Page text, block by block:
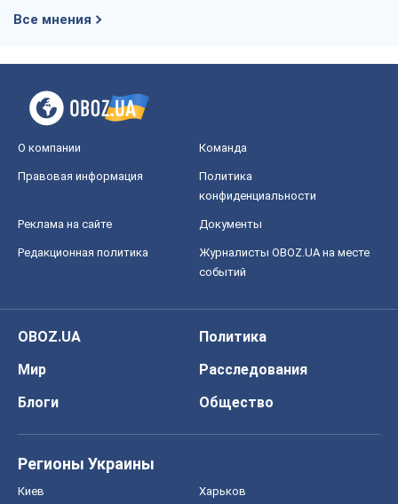
Все мнения
О компании Команда
Правовая информация
Политика
конфиденциальности
Реклама на сайте Документы
Редакционная политика
Журналисты OBOZ.UA на месте
событий
OBOZ.UA
Политика
Мир
Расследования
Блоги
Общество
Регионы Украины
Киев Харьков